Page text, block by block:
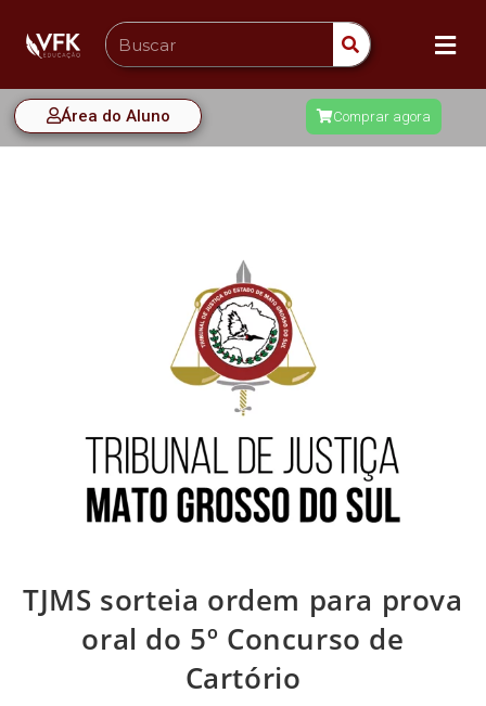
Área do Aluno Comprar agora
TJMS sorteia ordem para prova
oral do 5º Concurso de
Cartório